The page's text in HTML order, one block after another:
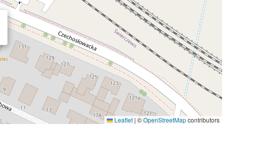
Leaflet | ©OpenStreetMapcontributors